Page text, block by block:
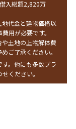
入総額2,820万
代金と建物価格以
用が必要です。
土地の上物解体費
ご了承ください。
。他にも多数プラ
ください。